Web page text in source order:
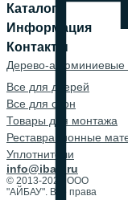
Каталог
Информация
Контакты
Дерево-алюминиевые
Все для дверей
Все для окон
Товары для монтажа
Реставрационные
Уплотнители
info@ibau.ru
© 2013-2026 ООО
"АЙБАУ". Все права